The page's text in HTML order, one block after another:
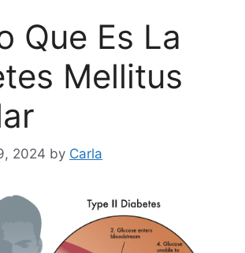
Que Es La
Mellitus
2024 by Carla